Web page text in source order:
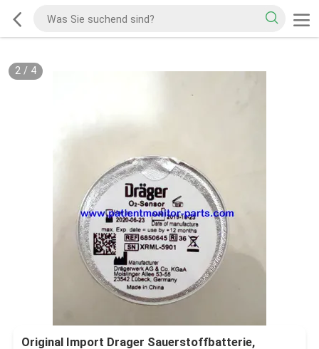
2/ 4
Original Import Drager Sauerstoffbatterie,